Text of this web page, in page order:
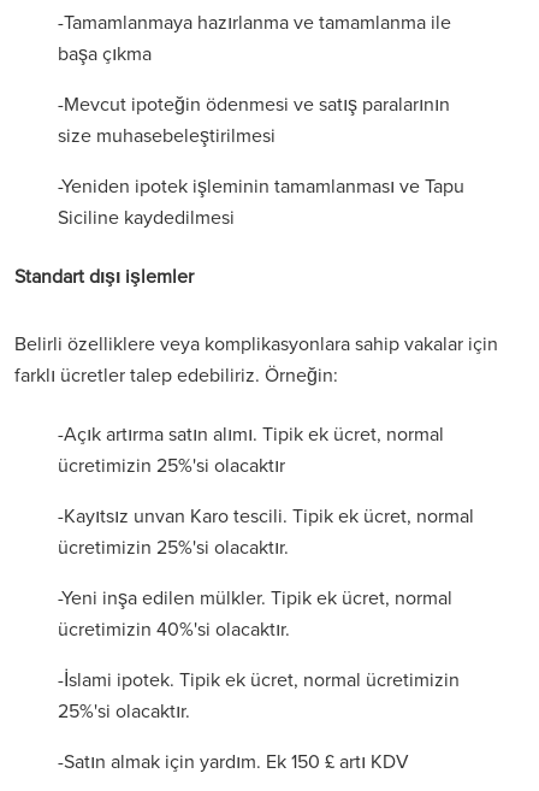
-Tamamlanmaya hazırlanma ve tamamlanma ile
başa çıkma
-Mevcut ipoteğin ödenmesi ve satış paralarının
size muhasebeleştirilmesi
-Yeniden ipotek işleminin tamamlanması ve Tapu
Siciline kaydedilmesi
Standart dışı işlemler
Belirli özelliklere veya komplikasyonlara sahip vakalar için
farklı ücretler talep edebiliriz. Örneğin:
-Açık artırma satın alımı. Tipik ek ücret, normal
ücretimizin 25%'si olacaktır
-Kayıtsız unvan Karo tescili. Tipik ek ücret, normal
ücretimizin 25%'si olacaktır.
-Yeni inşa edilen mülkler. Tipik ek ücret, normal
ücretimizin 40%'si olacaktır.
-İslami ipotek. Tipik ek ücret, normal ücretimizin
25%'si olacaktır.
-Satın almak için yardım. Ek 150 £ artı KDV